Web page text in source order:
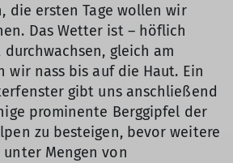
die ersten Tage wollen wir
Das Wetter ist – höflich
gleich am
wir nass bis auf die Haut. Ein
gibt uns anschließend
prominente Berggipfel der
zu besteigen, bevor weitere
Mengen von